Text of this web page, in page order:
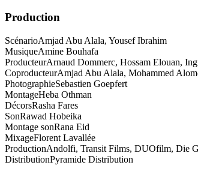
Production
ScénarioAmjad Abu Alala, Yousef Ibrahim
MusiqueAmine Bouhafa
ProducteurArnaud Dommerc, Hossam Elouan,
CoproducteurAmjad Abu Alala, Mohammed
PhotographieSebastien Goepfert
MontageHeba Othman
DécorsRasha Fares
SonRawad Hobeika
Montage sonRana Eid
MixageFlorent Lavallée
ProductionAndolfi, Transit Films, DUOfilm, Die
DistributionPyramide Distribution